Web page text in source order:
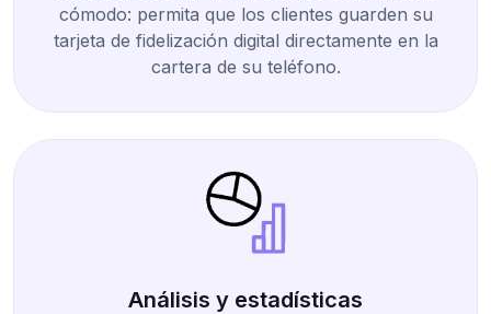
cómodo: permita que los clientes guarden su
tarjeta de fidelización digital directamente en la
cartera de su teléfono.
Análisis y estadísticas